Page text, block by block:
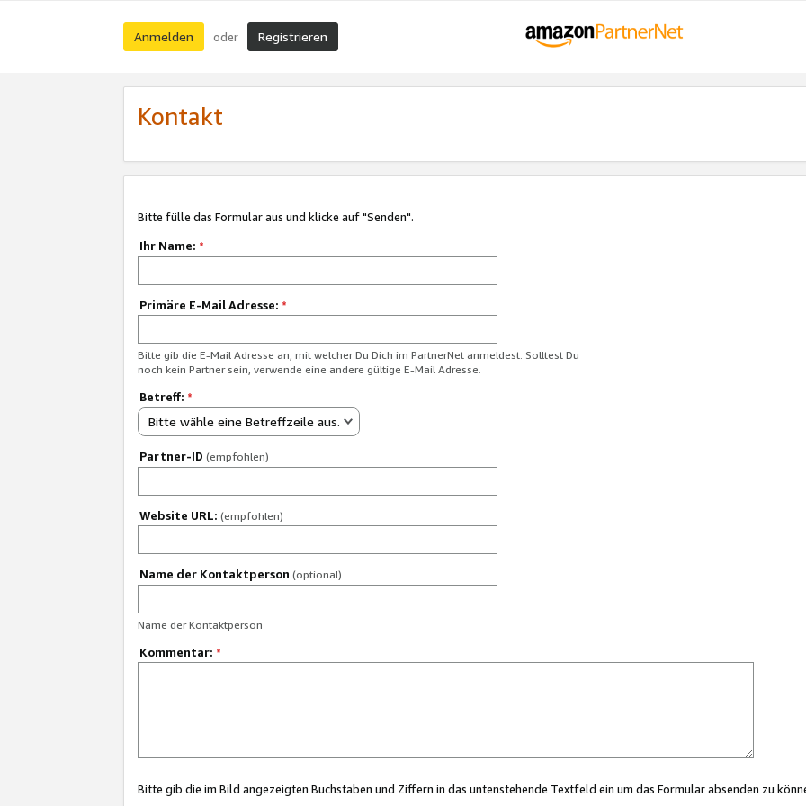
Anmelden oder Registrieren
Kontakt
Bitte fülle das Formular aus und klicke auf "Senden".
Ihr Name: *
Primäre E-Mail Adresse: *
Bitte gib die E-Mail Adresse an, mit welcher Du Dich im PartnerNet anmeldest. Solltest Du
noch kein Partner sein, verwende eine andere gültige E-Mail Adresse.
Betreff: *
Bitte wähle eine Betreffzeile aus.
Partner-ID (empfohlen)
Website URL: (empfohlen)
Name der Kontaktperson (optional)
Name der Kontaktperson
Kommentar: *
Bitte gib die im Bild angezeigten Buchstaben und Ziffern in das untenstehende Textfeld ein um das Formular absenden zu